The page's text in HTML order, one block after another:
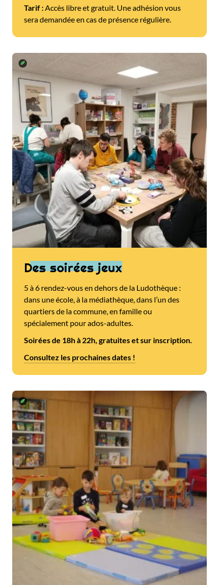
Tarif :Accès libre et gratuit. Une adhésion vous
sera demandée en cas de présence régulière.
Des soirées jeux
5 à 6 rendez-vous en dehors de la Ludothèque :
dans une école, à la médiathèque, dans l’un des
quartiers de la commune, en famille ou
spécialement pour ados-adultes.
Soirées de 18h à 22h, gratuites et sur inscription.
Consultez les prochaines dates !